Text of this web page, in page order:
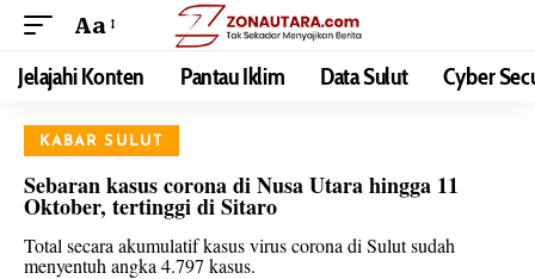
Aa
Jelajahi Konten Pantau Iklim Data Sulut Cyber
KABAR SULUT
Sebaran kasus corona di Nusa Utara hingga 11
Oktober, tertinggi di Sitaro
Total secara akumulatif kasus virus corona di Sulut sudah
menyentuh angka 4.797 kasus.